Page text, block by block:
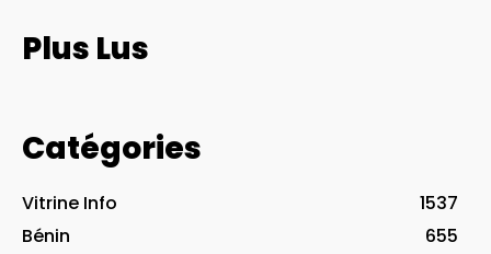
Plus Lus
Catégories
Vitrine Info
1537
Bénin
655